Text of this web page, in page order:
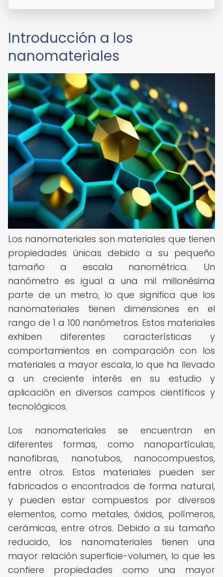
Introducción a los
nanomateriales
Los nanomateriales son materiales que tienen
propiedades únicas debido a su pequeño
tamaño a escala nanométrica. Un
nanómetro es igual a una mil millonésima
parte de un metro, lo que significa que los
nanomateriales tienen dimensiones en el
rango de 1 a 100 nanómetros. Estos materiales
exhiben diferentes características y
comportamientos en comparación con los
materiales a mayor escala, lo que ha llevado
a un creciente interés en su estudio y
aplicación en diversos campos científicos y
tecnológicos.
Los nanomateriales se encuentran en
diferentes formas, como nanopartículas,
nanofibras, nanotubos, nanocompuestos,
entre otros. Estos materiales pueden ser
fabricados o encontrados de forma natural,
y pueden estar compuestos por diversos
elementos, como metales, óxidos, polímeros,
cerámicas, entre otros. Debido a su tamaño
reducido, los nanomateriales tienen una
mayor relación superficie-volumen, lo que les
confiere propiedades como una mayor